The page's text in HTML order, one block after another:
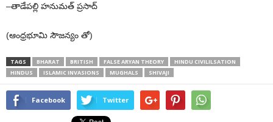
–తాడేపల్లి హనుమత్ ప్రసాద్
(ఆంధ్రభూమి సౌజన్యం తో)
TAGS BHARAT BRITISH FALSE ARYAN THEORY
HINDU CIVILILSATION
HINDUS
ISLAMIC INVASIONS MUGHALS SHIVAJI
Facebook Twitter